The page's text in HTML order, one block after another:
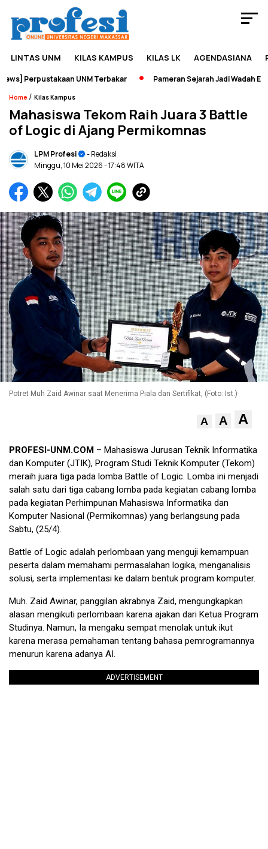
LINTAS UNM KILAS KAMPUS KILAS LK AGENDASIANA
Perpustakaan UNM Terbakar Pameran Sejarah Jadi Wadah
Home / Kilas Kampus
Mahasiswa Tekom Raih Juara 3 Battle
of Logic di Ajang Permikomnas
LPM Profesi
- Redaksi
Minggu, 10 Mei 2026- 17:48 WITA
Potret Muh Zaid Awinar saat Menerima Piala dan Sertifikat, (Foto: Ist.)
A A A
PROFESI-UNM.COM – Mahasiswa Jurusan Teknik Informatika
dan Komputer (JTIK), Program Studi Teknik Komputer (Tekom)
meraih juara tiga pada lomba Battle of Logic. Lomba ini menjadi
salah satu dari tiga cabang lomba pada kegiatan cabang lomba
pada kegiatan Perhimpunan Mahasiswa Informatika dan
Komputer Nasional (Permikomnas) yang berlangsung pada
Sabtu, (25/4).
Battle of Logic adalah perlombaan yang menguji kemampuan
peserta dalam memahami permasalahan logika, menganalisis
solusi, serta implementasi ke dalam bentuk program komputer.
Muh. Zaid Awinar, panggilan akrabnya Zaid, mengungkapkan
alasan mengikuti perlombaan karena ajakan dari Ketua Program
Studinya. Namun, Ia mengaku sempat menolak untuk ikut
karena merasa pemahaman tentang bahasa pemrogramannya
menurun karena adanya AI.
ADVERTISEMENT